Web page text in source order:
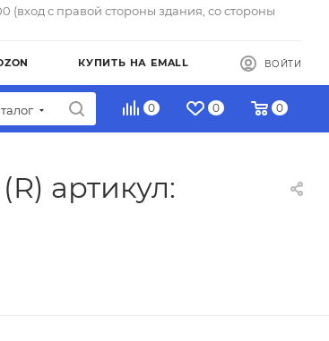
(вход с правой стороны здания, со стороны
КУПИТЬ НА EMALL ВОЙТИ
0 0 0
артикул: